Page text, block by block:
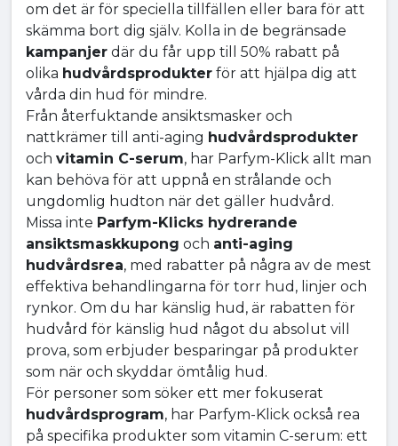
om det är för speciella tillfällen eller bara för att
skämma bort dig själv. Kolla in de begränsade
kampanjer där du får upp till 50% rabatt på
olika hudvårdsprodukter för att hjälpa dig att
vårda din hud för mindre.
Från återfuktande ansiktsmasker och
nattkrämer till anti-aging hudvårdsprodukter
och vitamin C-serum, har Parfym-Klick allt man
kan behöva för att uppnå en strålande och
ungdomlig hudton när det gäller hudvård.
Missa inte Parfym-Klicks hydrerande
ansiktsmaskkupong och anti-aging
hudvårdsrea, med rabatter på några av de mest
effektiva behandlingarna för torr hud, linjer och
rynkor. Om du har känslig hud, är rabatten för
hudvård för känslig hud något du absolut vill
prova, som erbjuder besparingar på produkter
som när och skyddar ömtålig hud.
För personer som söker ett mer fokuserat
hudvårdsprogram, har Parfym-Klick också rea
på specifika produkter som vitamin C-serum: ett